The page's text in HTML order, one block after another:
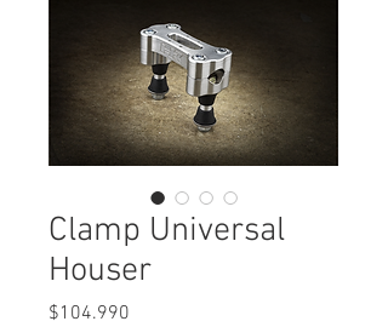
Clamp Universal
Houser
$104.990